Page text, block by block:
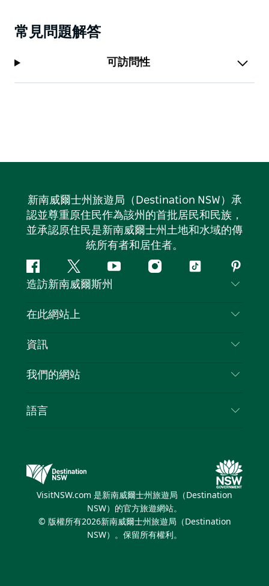
常見問題解答
可訪問性
新南威爾士州旅遊局（Destination NSW）承
認並尊重原住民作為該州的首批居民和民族，
並承認原住民是新南威爾士州土地和水域的傳
統所有者和居住者。
Facebook嘰
嘰
喳
Youtube Instagram
抖
造訪新南威爾斯州
聯絡我們
隱私
Cookie 通知
在此網站上
目的地
新南威爾斯州公路旅行
活動
資訊
旅行資訊
新南威爾斯的商業
我們的網站
新南威爾士州旅遊局（Destination NSW）媒體中
繽紛悉尼燈光音樂節
語言
VisitNSW.com 是新南威爾士州旅遊局（Destination
NSW）的官方旅遊網站。
© 版權所有2026新南威爾士州旅遊局（Destination
NSW）。保留所有權利。